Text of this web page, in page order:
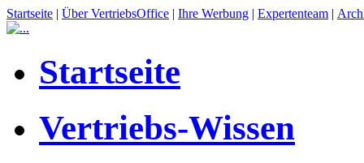
Startseite | Über VertriebsOffice | Ihre Werbung | Expertenteam |
Startseite
Vertriebs-Wissen